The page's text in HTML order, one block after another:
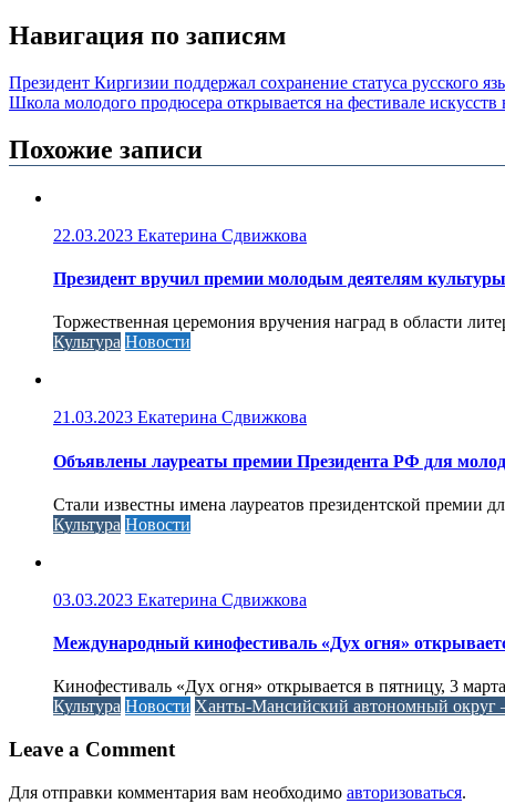
Навигация по записям
Президент Киргизии поддержал сохранение статуса русского
Школа молодого продюсера открывается на фестивале искусств
Похожие записи
22.03.2023 Екатерина Сдвижкова
Президент вручил премии молодым деятелям культуры
Торжественная церемония вручения наград в области
Культура Новости
21.03.2023 Екатерина Сдвижкова
Объявлены лауреаты премии Президента РФ для
Стали известны имена лауреатов президентской премии
Культура Новости
03.03.2023 Екатерина Сдвижкова
Международный кинофестиваль «Дух огня»
Кинофестиваль «Дух огня» открывается в пятницу, 3
Культура Новости Ханты-Мансийский автономный
Leave a Comment
Для отправки комментария вам необходимо авторизоваться.